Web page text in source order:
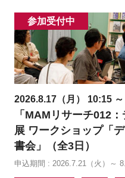
参加受付中
2026.8.17（月） 10:15
「MAMリサーチ012
展 ワークショップ「
書会」（全3日）
申込期間 : 2026.7.21（火）～